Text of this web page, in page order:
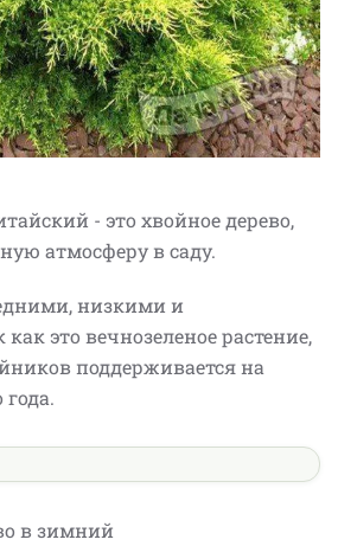
- это хвойное дерево,
атмосферу в саду.
низкими и
это вечнозеленое растение,
поддерживается на
в зимний